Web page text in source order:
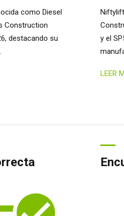
como Diesel
Construction
destacando su
y el
LEER